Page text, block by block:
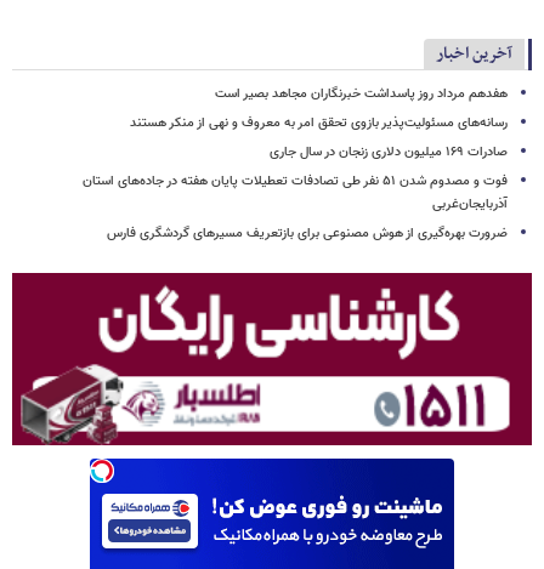
آخرین اخبار
هفدهم مرداد روز پاسداشت خبرنگاران مجاهد بصیر است
رسانه‌های مسئولیت‌پذیر بازوی تحقق امر به معروف و نهی از منکر هستند
صادرات ۱۶۹ میلیون دلاری زنجان در سال جاری
فوت و مصدوم شدن ۵۱ نفر طی تصادفات تعطیلات پایان هفته در جاده‌های استان
آذربایجان‌غربی
ضرورت بهره‌گیری از هوش مصنوعی برای بازتعریف مسیرهای گردشگری فارس